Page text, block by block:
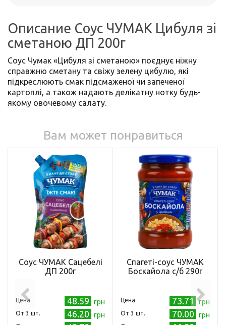
Описание Соус ЧУМАК Цибуля зі
сметаною ДП 200г
Соус Чумак «Цибуля зі сметаною» поєднує ніжну
справжню сметану та свіжу зелену цибулю, які
підкреслюють смак підсмаженої чи запеченої
картоплі, а також надають делікатну нотку будь-
якому овочевому салату.
Вам может понравиться
Соус ЧУМАК Сацебелі
ДП 200г
Цена 48.59 грн
Oт 3 шт. 46.20 грн
Спагеті-соус ЧУМАК
Боскайола с/б 290г
Цена 73.71 грн
Oт 3 шт. 70.00 грн